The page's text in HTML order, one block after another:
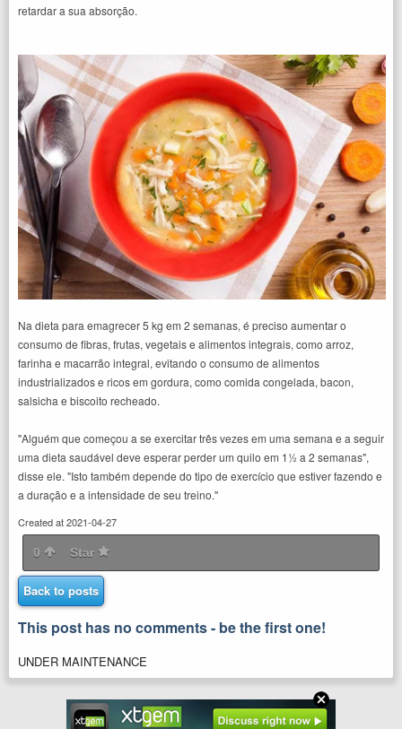
retardar a sua absorção.
Na dieta para emagrecer 5 kg em 2 semanas, é preciso aumentar o
consumo de fibras, frutas, vegetais e alimentos integrais, como arroz,
farinha e macarrão integral, evitando o consumo de alimentos
industrializados e ricos em gordura, como comida congelada, bacon,
salsicha e biscoito recheado.
"Alguém que começou a se exercitar três vezes em uma semana e a seguir
uma dieta saudável deve esperar perder um quilo em 1½ a 2 semanas",
disse ele. "Isto também depende do tipo de exercício que estiver fazendo e
a duração e a intensidade de seu treino."
Created at 2021-04-27
0 Star
Back to posts
This post has no comments - be the first one!
UNDER MAINTENANCE